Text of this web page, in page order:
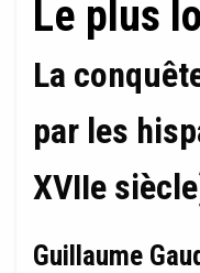
Le plus
La
par les
XVIIe
Guillaume